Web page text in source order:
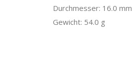
Durchmesser: 16.0 mm
Gewicht: 54.0 g